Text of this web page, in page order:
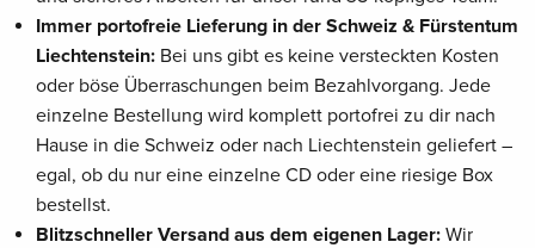
Immer portofreie Lieferung in der Schweiz & Fürstentum
Liechtenstein: Bei uns gibt es keine versteckten Kosten
oder böse Überraschungen beim Bezahlvorgang. Jede
einzelne Bestellung wird komplett portofrei zu dir nach
Hause in die Schweiz oder nach Liechtenstein geliefert –
egal, ob du nur eine einzelne CD oder eine riesige Box
bestellst.
Blitzschneller Versand aus dem eigenen Lager: Wir